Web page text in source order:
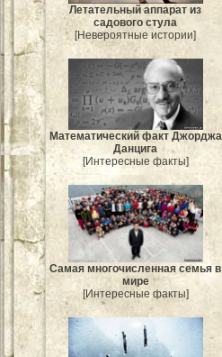
Летательный аппарат из
садового стула
[Невероятные истории]
Mатематический факт Джорджа
Данцига
[Интересные факты]
Самая многочисленная семья в
мире
[Интересные факты]